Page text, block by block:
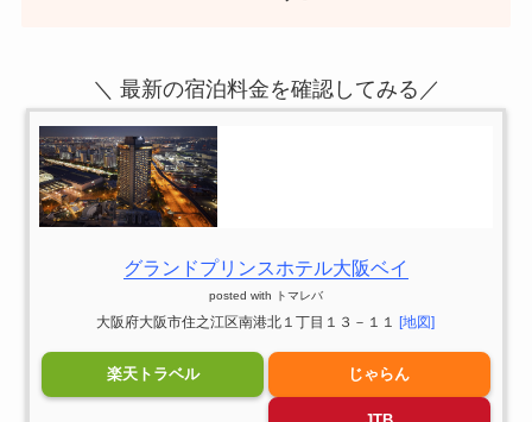
＼ 最新の宿泊料金を確認してみる／
グランドプリンスホテル大阪ベイ
posted with トマレバ
大阪府大阪市住之江区南港北１丁目１３－１１ [地図]
楽天トラベル じゃらん